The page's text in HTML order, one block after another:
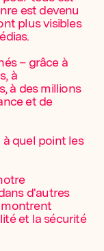
est devenu
plus visibles
– grâce à
à
à des millions
et de
quel point les
d'autres
montrent
et la sécurité